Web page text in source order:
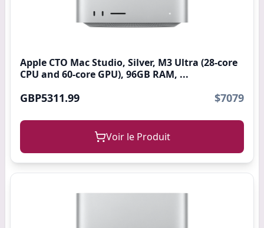
Apple CTO Mac Studio, Silver, M3 Ultra (28-core
CPU and 60-core GPU), 96GB RAM, ...
GBP5311.99 $7079
Voir le Produit